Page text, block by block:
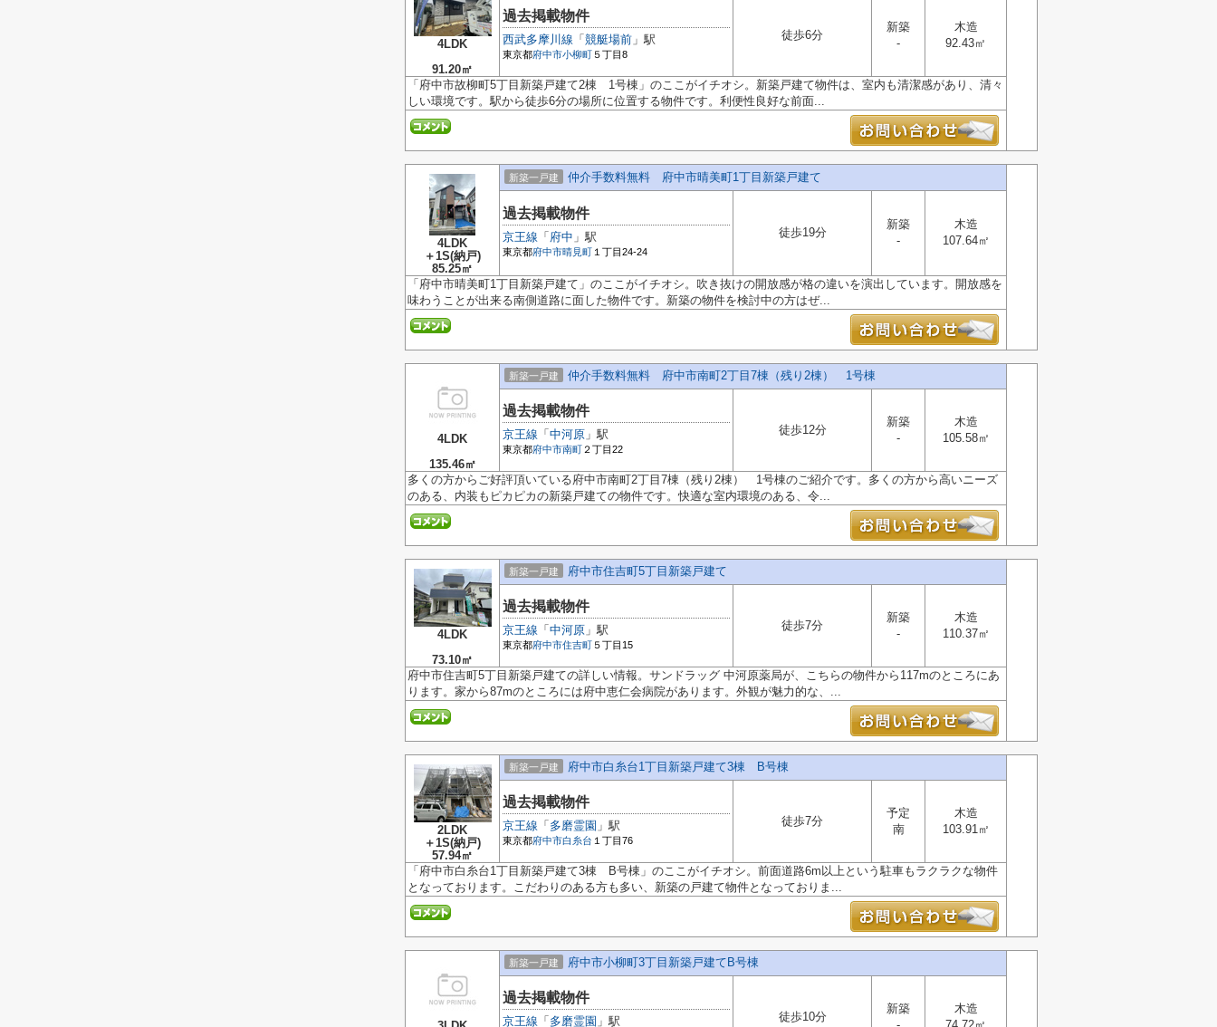
4LDK
91.20㎡
過去掲載物件
西武多摩川線 「 競艇場前 」駅
東京都府中市小柳町 ５丁目8
徒歩6分
新築
-
木造
92.43㎡
「府中市故柳町5丁目新築戸建て2棟 1号棟」のここがイチオシ。新築戸建て物件は、室内も清潔感があり、清々
しい環境です。駅から徒歩6分の場所に位置する物件です。利便性良好な前面...
4LDK
＋1S(納戸)
85.25㎡
新築一戸建 仲介手数料無料 府中市晴美町1丁目新築戸建て
過去掲載物件
京王線 「 府中 」駅
東京都府中市晴見町 １丁目24-24
徒歩19分
新築
-
木造
107.64㎡
「府中市晴美町1丁目新築戸建て」のここがイチオシ。吹き抜けの開放感が格の違いを演出しています。開放感を
味わうことが出来る南側道路に面した物件です。新築の物件を検討中の方はぜ...
4LDK
135.46㎡
新築一戸建 仲介手数料無料 府中市南町2丁目7棟（残り2棟） 1号棟
過去掲載物件
京王線 「 中河原 」駅
東京都府中市南町 ２丁目22
徒歩12分
新築
-
木造
105.58㎡
多くの方からご好評頂いている府中市南町2丁目7棟（残り2棟） 1号棟のご紹介です。多くの方から高いニーズ
のある、内装もピカピカの新築戸建ての物件です。快適な室内環境のある、令...
4LDK
73.10㎡
新築一戸建 府中市住吉町5丁目新築戸建て
過去掲載物件
京王線 「 中河原 」駅
東京都府中市住吉町 ５丁目15
徒歩7分
新築
-
木造
110.37㎡
府中市住吉町5丁目新築戸建ての詳しい情報。サンドラッグ 中河原薬局が、こちらの物件から117mのところにあ
ります。家から87mのところには府中恵仁会病院があります。外観が魅力的な、...
2LDK
＋1S(納戸)
57.94㎡
新築一戸建 府中市白糸台1丁目新築戸建て3棟 B号棟
過去掲載物件
京王線 「 多磨霊園 」駅
東京都府中市白糸台 １丁目76
徒歩7分
予定
南
木造
103.91㎡
「府中市白糸台1丁目新築戸建て3棟 B号棟」のここがイチオシ。前面道路6m以上という駐車もラクラクな物件
となっております。こだわりのある方も多い、新築の戸建て物件となっておりま...
新築一戸建 府中市小柳町3丁目新築戸建てB号棟
過去掲載物件
京王線 「 多磨霊園 」駅 徒歩10分
新築
木造